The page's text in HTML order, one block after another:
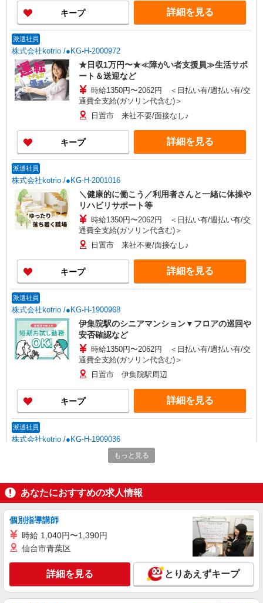
キープ 詳細を見る
派遣社員
株式会社kotrio /●KG-H-2000972
★日収1万円〜★≪障がい者支援員≫生活サポ
ート＆送迎など
時給1350円〜2062円 ＜日払い有/週払い有/交
通費全支給(ガソリン代含む)＞
日置市 来社不要/面接なし♪
キープ 詳細を見る
派遣社員
株式会社kotrio /●KG-H-2001016
＼健康的に働こう／利用者さんと一緒に体操や
リハビリサポート等
時給1350円〜2062円 ＜日払い有/週払い有/交
通費全支給(ガソリン代含む)＞
日置市 来社不要/面接なし♪
キープ 詳細を見る
派遣社員
株式会社kotrio /●KG-H-1900968
伊集院駅のシニアマンション▼フロアの巡回や
安否確認など
時給1350円〜2062円 ＜日払い有/週払い有/交
通費全支給(ガソリン代含む)＞
日置市 伊集院駅周辺
キープ 詳細を見る
派遣社員
株式会社kotrio /●KG-H-1909036
伊集院*デイでの生活補助☆新たなスキルを身
につけて長く働く♪
通費全支給(ガソリン代含む)＞
日置市 ◆来社不要/面接なし
キープ 詳細を見る
株式会社kotrio /●KG-H-1882348
「中々仕事決まらない…」⇒もう安心◎経験よ
り人柄重視◎グルホ
もっと見る
あなたにおすすめの求人情報
個別指導講師
時給 1,040円〜1,390円
仙台市青葉区
詳細を見る とりあえずキープ